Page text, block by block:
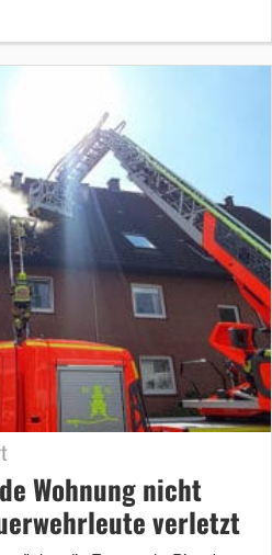
Wohnung nicht
verletzt